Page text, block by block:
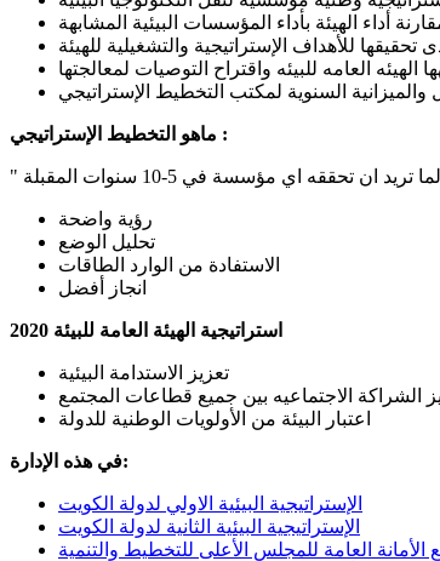
ماهو التخطيط الإستراتيجي :
اي مؤسسة في 5-10 سنوات المقبلة
رؤية واضحة
تحليل الوضع
الاستفادة من الوارد الطاقات
انجاز أفضل
استراتيجية الهيئة العامة للبيئة 2020
تعزيز الاستدامة البيئية
الشراكة الاجتماعيه بين جميع قطاعات المجتمع
اعتبار البيئة من الأولويات الوطنية للدولة
في هذه الإدارة:
الإستراتيجية البيئية الاولي لدولة الكويت
الإستراتيجية البيئية الثانية لدولة الكويت
الأمانة العامة للمجلس الأعلى للتخطيط والتنمية